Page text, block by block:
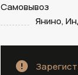
Самовывоз
Янино,